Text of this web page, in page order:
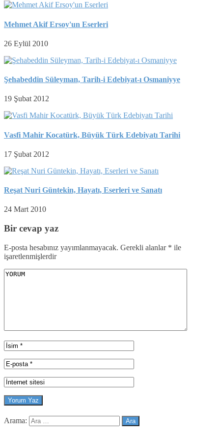
Mehmet Akif Ersoy'un Eserleri
26 Eylül 2010
Şehabeddin Süleyman, Tarih-i Edebiyat-ı Osmaniyye
19 Şubat 2012
Vasfi Mahir Kocatürk, Büyük Türk Edebiyatı Tarihi
17 Şubat 2012
Reşat Nuri Güntekin, Hayatı, Eserleri ve Sanatı
24 Mart 2010
Bir cevap yaz
E-posta hesabınız yayımlanmayacak. Gerekli alanlar * ile
işaretlenmişlerdir
Arama: